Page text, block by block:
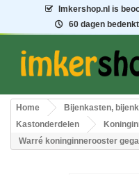
Imkershop.nl is
60 dagen
Home
Bijenkasten,
Kastonderdelen
Warré koninginnerooster